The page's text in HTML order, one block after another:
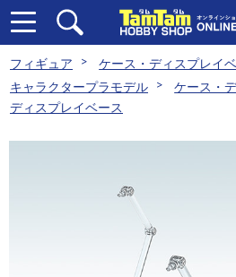
フィギュア ケース・ディスプレイ
キャラクタープラモデル
ケース・
ディスプレイベース